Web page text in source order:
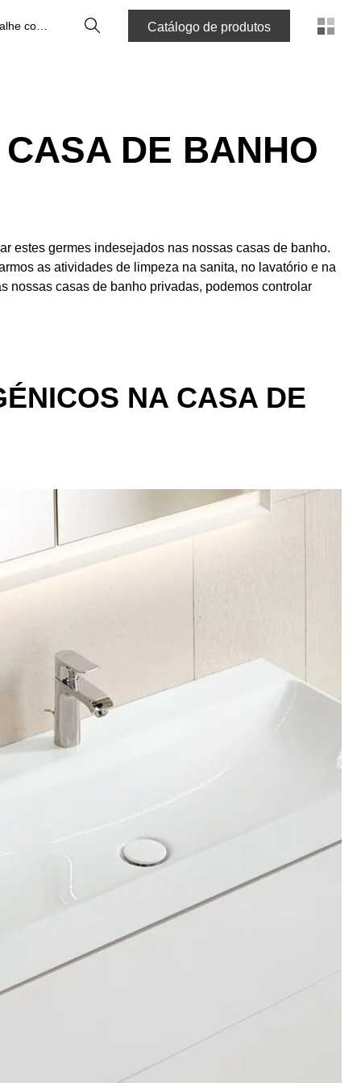
PesquisaCatálogo de produtos
DE BANHO
estes germes indesejados nas nossas casas de banho.
as atividades de limpeza na sanita, no lavatório e na
nossas casas de banho privadas, podemos controlar
NA CASA DE